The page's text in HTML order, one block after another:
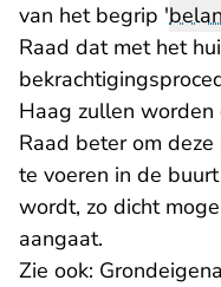
van het begrip '
Raad dat met het
Haag zullen
Raad beter om
te voeren in de
wordt, zo dicht
aangaat.
Zie ook: